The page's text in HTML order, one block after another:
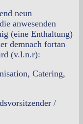
neun
anwesenden
(eine Enthaltung)
demnach fortan
(v.l.n.r):
Catering,
/